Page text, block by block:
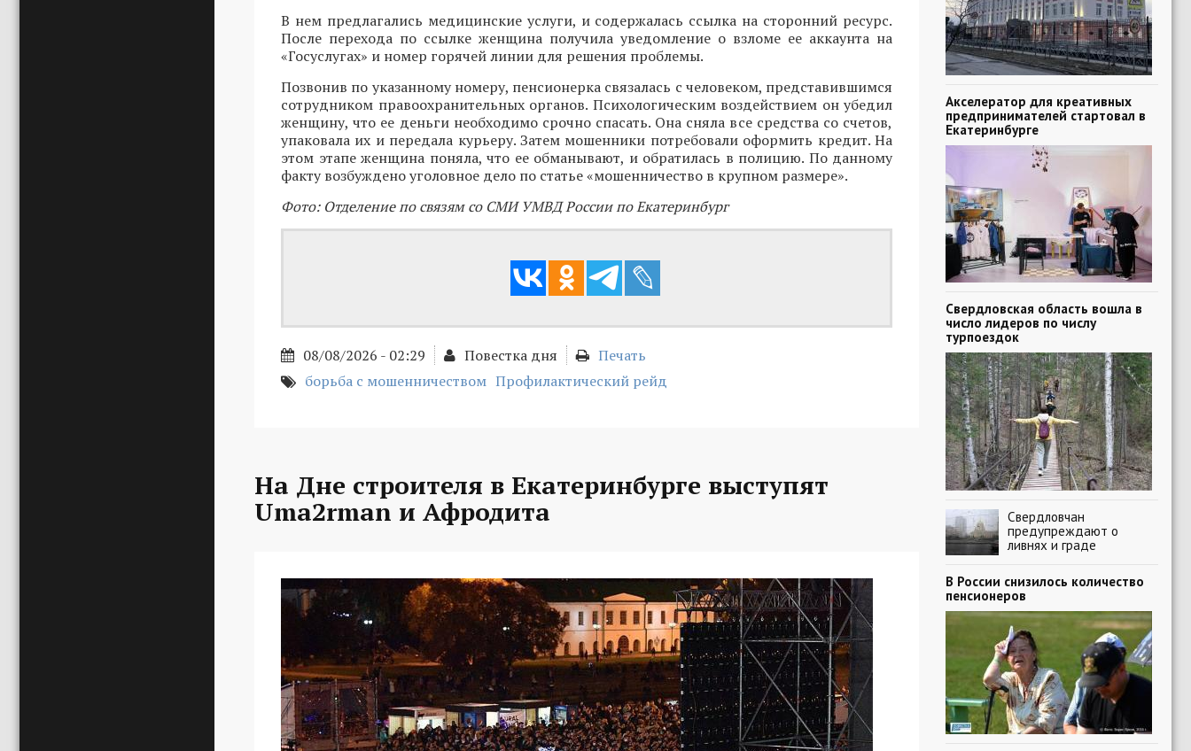
В нем предлагались медицинские услуги, и содержалась ссылка на сторонний ресурс.
После перехода по ссылке женщина получила уведомление о взломе ее аккаунта на
«Госуслугах» и номер горячей линии для решения проблемы.
Позвонив по указанному номеру, пенсионерка связалась с человеком, представившимся
сотрудником правоохранительных органов. Психологическим воздействием он убедил
женщину, что ее деньги необходимо срочно спасать. Она сняла все средства со счетов,
упаковала их и передала курьеру. Затем мошенники потребовали оформить кредит. На
этом этапе женщина поняла, что ее обманывают, и обратилась в полицию. По данному
факту возбуждено уголовное дело по статье «мошенничество в крупном размере».
Фото: Отделение по связям со СМИ УМВД России по Екатеринбург
08/08/2026 - 02:29 Повестка дня
Печать
борьба с мошенничеством Профилактический рейд
На Дне строителя в Екатеринбурге выступят
Uma2rman и Афродита
Акселератор для креативных
предпринимателей стартовал в
Екатеринбурге
Свердловская область вошла в
число лидеров по числу
турпоездок
Свердловчан
предупреждают о
ливнях и граде
В России снизилось количество
пенсионеров